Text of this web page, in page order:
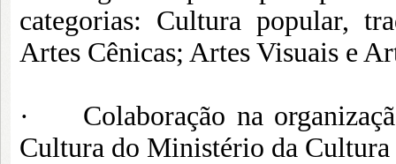
categorias: Cultura popular,
Artes Cênicas; Artes Visuais e
· Colaboração na
Cultura do Ministério da